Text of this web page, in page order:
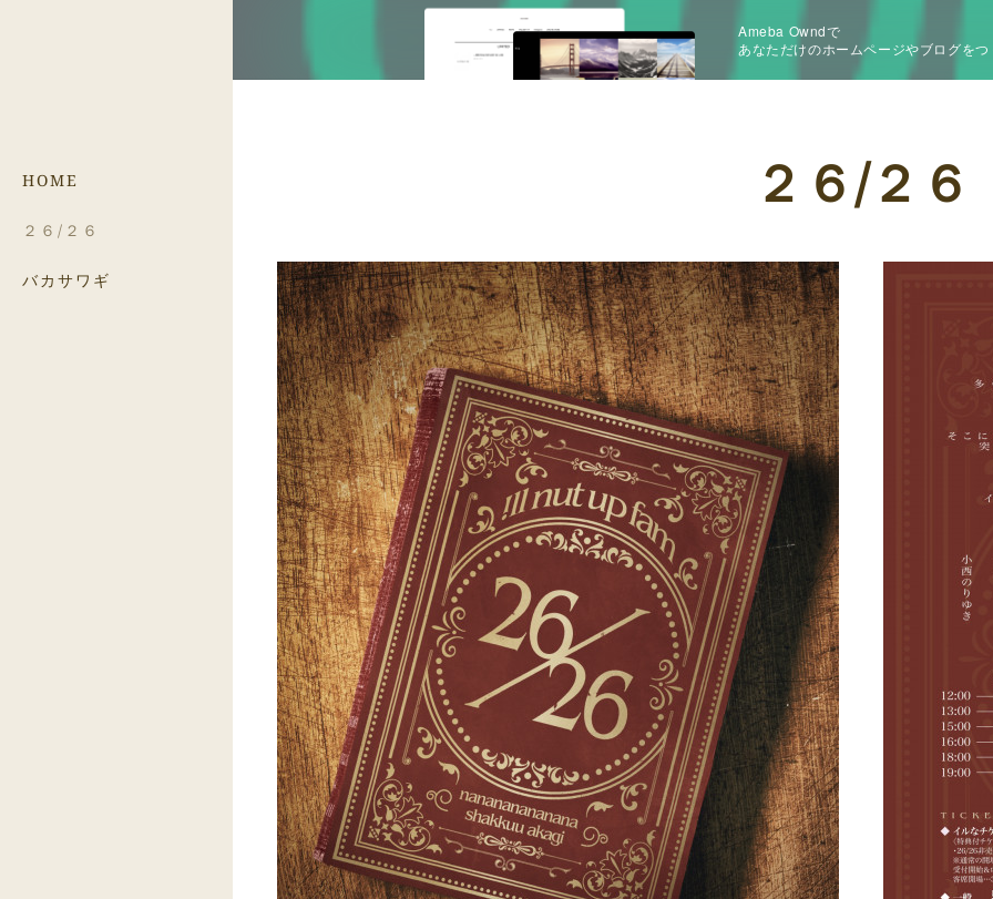
HOME
２６/２６
バカサワギ
Ameba Owndで
あなただけのホームページやブログをつ
２６/２６